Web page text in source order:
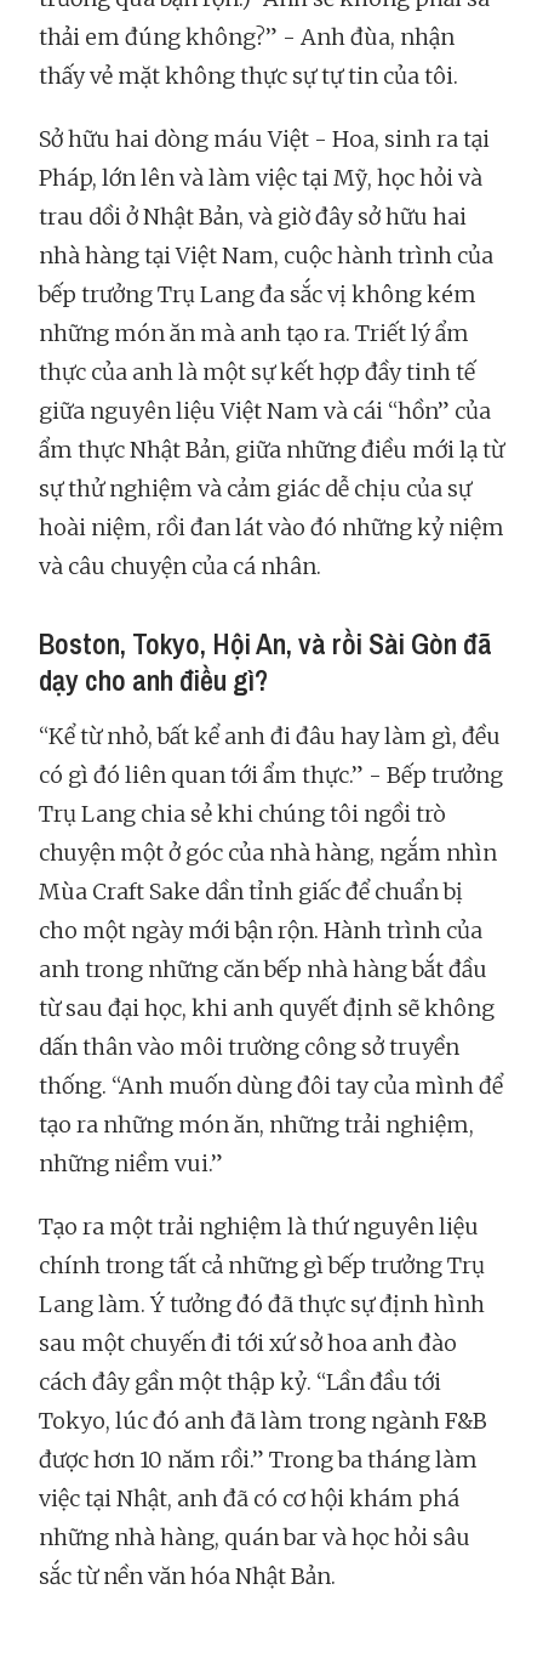
thải em đúng không?” - Anh đùa, nhận
thấy vẻ mặt không thực sự tự tin của tôi.
Sở hữu hai dòng máu Việt - Hoa, sinh ra tại
Pháp, lớn lên và làm việc tại Mỹ, học hỏi và
trau dồi ở Nhật Bản, và giờ đây sở hữu hai
nhà hàng tại Việt Nam, cuộc hành trình của
bếp trưởng Trụ Lang đa sắc vị không kém
những món ăn mà anh tạo ra. Triết lý ẩm
thực của anh là một sự kết hợp đầy tinh tế
giữa nguyên liệu Việt Nam và cái “hồn” của
ẩm thực Nhật Bản, giữa những điều mới lạ từ
sự thử nghiệm và cảm giác dễ chịu của sự
hoài niệm, rồi đan lát vào đó những kỷ niệm
và câu chuyện của cá nhân.
Boston, Tokyo, Hội An, và rồi Sài Gòn đã
dạy cho anh điều gì?
“Kể từ nhỏ, bất kể anh đi đâu hay làm gì, đều
có gì đó liên quan tới ẩm thực.” - Bếp trưởng
Trụ Lang chia sẻ khi chúng tôi ngồi trò
chuyện một ở góc của nhà hàng, ngắm nhìn
Mùa Craft Sake dần tỉnh giấc để chuẩn bị
cho một ngày mới bận rộn. Hành trình của
anh trong những căn bếp nhà hàng bắt đầu
từ sau đại học, khi anh quyết định sẽ không
dấn thân vào môi trường công sở truyền
thống. “Anh muốn dùng đôi tay của mình để
tạo ra những món ăn, những trải nghiệm,
những niềm vui.”
Tạo ra một trải nghiệm là thứ nguyên liệu
chính trong tất cả những gì bếp trưởng Trụ
Lang làm. Ý tưởng đó đã thực sự định hình
sau một chuyến đi tới xứ sở hoa anh đào
cách đây gần một thập kỷ. “Lần đầu tới
Tokyo, lúc đó anh đã làm trong ngành F&B
được hơn 10 năm rồi.” Trong ba tháng làm
việc tại Nhật, anh đã có cơ hội khám phá
những nhà hàng, quán bar và học hỏi sâu
sắc từ nền văn hóa Nhật Bản.